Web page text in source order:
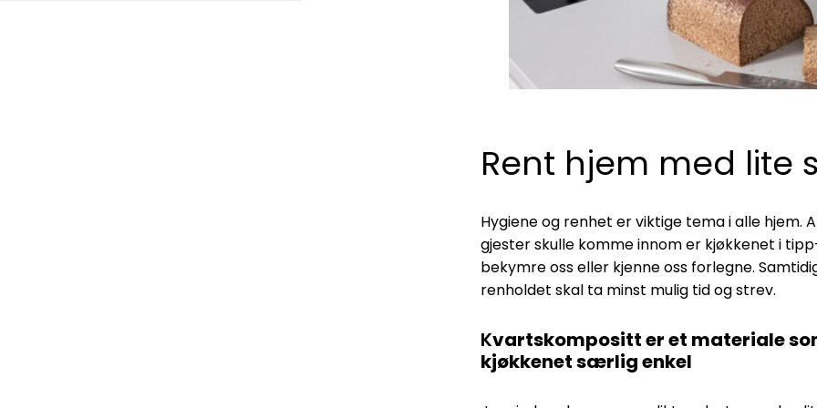
Rent hjem med lite
Hygiene og renhet er viktige tema i alle hjem.
gjester skulle komme innom er kjøkkenet i
bekymre oss eller kjenne oss forlegne.
renholdet skal ta minst mulig tid og strev.
Kvartskompositt er et materiale
kjøkkenet særlig enkel